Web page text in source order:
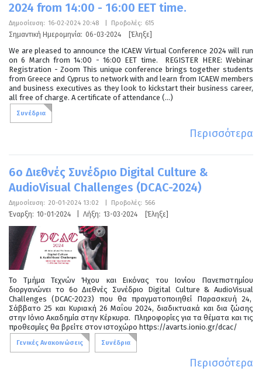
2024 from 14:00 - 16:00 EET time.
Δημοσίευση: 16-02-2024 20:48 Προβολές: 615
Σημαντική Ημερομηνία: 06-03-2024 [Έληξε]
We are pleased to announce the ICAEW Virtual Conference 2024 will run
on 6 March from 14:00 - 16:00 EET time. REGISTER HERE: Webinar
Registration - Zoom This unique conference brings together students
from Greece and Cyprus to network with and learn from ICAEW members
and business executives as they look to kickstart their business career,
all free of charge. A certificate of attendance (...)
Συνέδρια
Περισσότερα
6ο Διεθνές Συνέδριο Digital Culture &
AudioVisual Challenges (DCAC-2024)
Δημοσίευση: 20-01-2024 13:02 Προβολές: 566
Έναρξη: 10-01-2024 Λήξη: 13-03-2024 [Έληξε]
Το Τμήμα Τεχνών Ήχου και Εικόνας του Ιονίου Πανεπιστημίου
διοργανώνει το 6ο Διεθνές Συνέδριο Digital Culture & AudioVisual
Challenges (DCAC-2023) που θα πραγματοποιηθεί Παρασκευή 24,
Σάββατο 25 και Κυριακή 26 Μαΐου 2024, διαδικτυακά και δια ζώσης
στην Ιόνιο Ακαδημία στην Κέρκυρα. Πληροφορίες για τα θέματα και τις
προθεσμίες θα βρείτε στον ιστοχώρο https://avarts.ionio.gr/dcac/
Γενικές Ανακοινώσεις Συνέδρια
Περισσότερα